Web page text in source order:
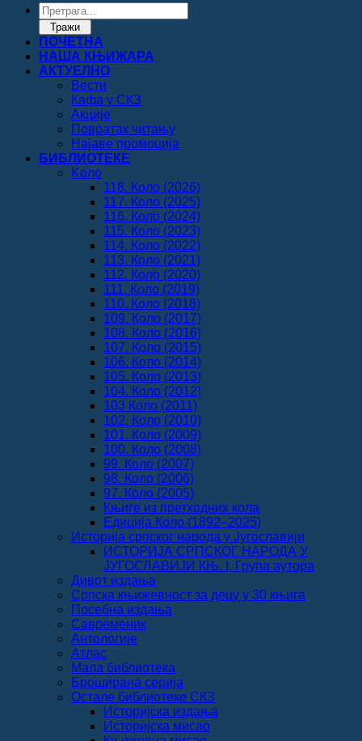
Products
search
Тражи
ПОЧЕТНА
НАША КЊИЖАРА
АКТУЕЛНО
Вести
Кафа у СКЗ
Акције
Повратак читању
Најаве промоција
БИБЛИОТЕКЕ
Koло
118. Коло (2026)
117. Коло (2025)
116. Коло (2024)
115. Коло (2023)
114. Коло (2022)
113. Коло (2021)
112. Коло (2020)
111. Коло (2019)
110. Коло (2018)
109. Коло (2017)
108. Коло (2016)
107. Коло (2015)
106. Коло (2014)
105. Коло (2013)
104. Коло (2012)
103 Коло (2011)
102. Коло (2010)
101. Коло (2009)
100. Коло (2008)
99. Коло (2007)
98. Коло (2006)
97. Коло (2005)
Књиге из претходних кола
Едиција Коло (1892‒2025)
Историја српског народа у Југославији
ИСТОРИЈА СРПСКОГ НАРОДА У
ЈУГОСЛАВИЈИ КЊ. I, Група аутора
Дивот издања
Српска књижевност за децу у 30 књига
Посебна издања
Савременик
Антологије
Атлас
Мала библиотека
Броширана серија
Остале библиотеке СКЗ
Историјска издања
Историјска мисао